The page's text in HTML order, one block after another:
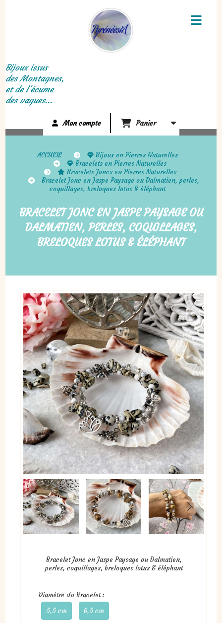
Bijoux issus
des Montagnes,
et de l'écume
des vagues...
Mon compte Panier
ACCUEIL
Bijoux en Pierres Naturelles
Bracelets en Pierres Naturelles
Bracelets Joncs en Pierres Naturelles
Bracelet Jonc en Jaspe Paysage ou Dalmatien, perles,
coquillages, breloques lotus & éléphant
BRACELET JONC EN JASPE PAYSAGE OU
DALMATIEN, PERLES, COQUILLAGES,
BRELOQUES LOTUS & ÉLÉPHANT
Bracelet Jonc en Jaspe Paysage ou Dalmatien,
perles, coquillages, breloques lotus & éléphant
Diamètre du Bracelet :
5,5 cm
6,5 cm